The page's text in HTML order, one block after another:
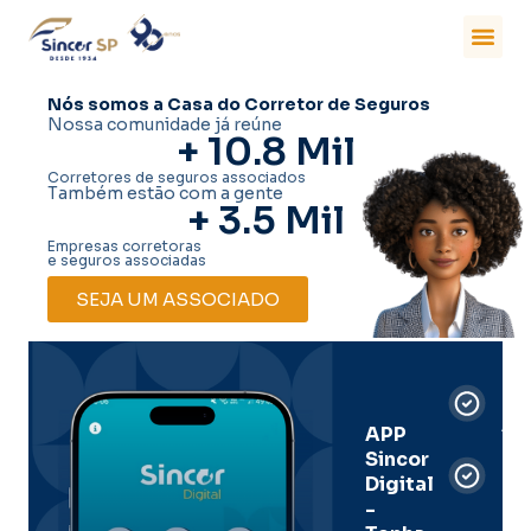
Nós somos a Casa do Corretor de Seguros
Nossa comunidade já reúne
+ 10.8 Mil
Corretores de seguros associados
Também estão com a gente
+ 3.5 Mil
Empresas corretoras
e seguros associadas
SEJA UM ASSOCIADO
APP
Sincor
Digital
-